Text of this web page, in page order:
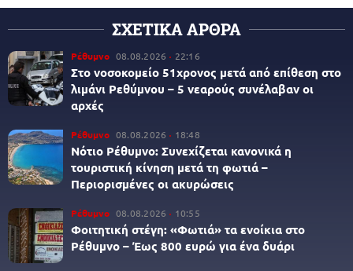
ΣΧΕΤΙΚΑ ΑΡΘΡΑ
Ρέθυμνο 08.08.2026 22:16
Στο νοσοκομείο 51χρονος μετά από επίθεση στο
λιμάνι Ρεθύμνου – 5 νεαρούς συνέλαβαν οι
αρχές
Ρέθυμνο 08.08.2026 18:48
Νότιο Ρέθυμνο: Συνεχίζεται κανονικά η
τουριστική κίνηση μετά τη φωτιά –
Περιορισμένες οι ακυρώσεις
Ρέθυμνο 08.08.2026 10:55
Φοιτητική στέγη: «Φωτιά» τα ενοίκια στο
Ρέθυμνο – Έως 800 ευρώ για ένα δυάρι